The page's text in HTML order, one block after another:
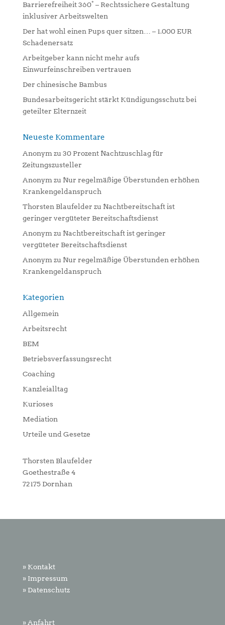
v
e
:
Barrierefreiheit 360° – Rechtssichere Gestaltung
inklusiver Arbeitswelten
Der hat wohl einen Pups quer sitzen… – 1.000 EUR
Schadenersatz
Arbeitgeber kann nicht mehr aufs
Einwurfeinschreiben vertrauen
Der chinesische Bambus
Bundesarbeitsgericht stärkt Kündigungsschutz bei
geteilter Elternzeit
Neueste Kommentare
Anonym zu 30 Prozent Nachtzuschlag für
Zeitungszusteller
Anonym zu Nur regelmäßige Überstunden erhöhen
Krankengeldanspruch
Thorsten Blaufelder zu Nachtbereitschaft ist
geringer vergüteter Bereitschaftsdienst
Anonym zu Nachtbereitschaft ist geringer
vergüteter Bereitschaftsdienst
Anonym zu Nur regelmäßige Überstunden erhöhen
Krankengeldanspruch
Kategorien
Allgemein
Arbeitsrecht
BEM
Betriebsverfassungsrecht
Coaching
Kanzleialltag
Kurioses
Mediation
Urteile und Gesetze
Thorsten Blaufelder
Goethestraße 4
72175 Dornhan
» Kontakt
» Impressum
» Datenschutz
» Anfahrt